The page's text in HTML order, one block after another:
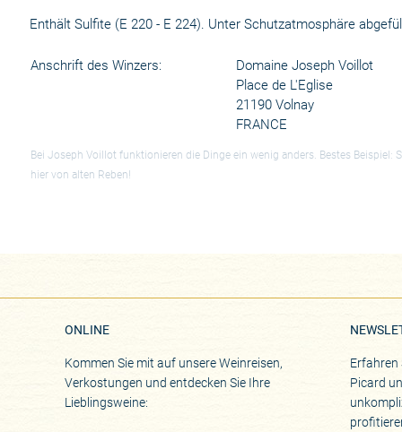
Enthält Sulfite (E 220 - E 224). Unter Schutzatmosphäre
Anschrift des Winzers:
Domaine Joseph Voillot
Place de L'Eglise
21190 Volnay
FRANCE
Bei Joseph Voillot funktionieren die Dinge ein wenig anders. Bestes Beispiel:
hier von alten Reben!
ONLINE
Kommen Sie mit auf unsere Weinreisen,
Verkostungen und entdecken Sie Ihre
Lieblingsweine:
Erfahren
Picard